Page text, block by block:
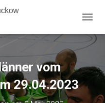
vom
29.04.2023